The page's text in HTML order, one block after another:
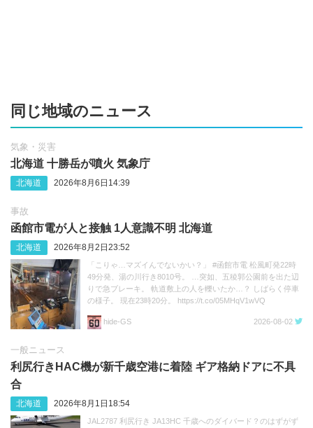
同じ地域のニュース
気象・災害
北海道 十勝岳が噴火 気象庁
北海道 2026年8月6日14:39
事故
函館市電が人と接触 1人意識不明 北海道
北海道 2026年8月2日23:52
「こりゃ…マズイんでないかい？」 #函館市電 松風町発22時
49分発、湯の川行き8010号。 …突如、五稜郭公園前を出た辺
りで急ブレーキ。 軌道敷上の人を轢いたか…？ しばらく停車
の様子。 現在23時20分。 https://t.co/05MHqV1wVQ
hide‐GS 2026-08-02
一般ニュース
利尻行きHAC機が新千歳空港に着陸 ギア格納ドアに不具
合
北海道 2026年8月1日18:54
JAL2787 利尻行き JA13HC 千歳へのダイバード？のはずがず